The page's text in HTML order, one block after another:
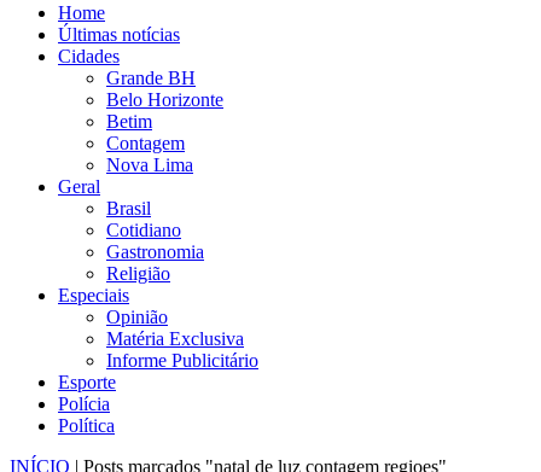
Home
Últimas notícias
Cidades
Grande BH
Belo Horizonte
Betim
Contagem
Nova Lima
Geral
Brasil
Cotidiano
Gastronomia
Religião
Especiais
Opinião
Matéria Exclusiva
Informe Publicitário
Esporte
Polícia
Política
INÍCIO | Posts marcados "natal de luz contagem regioes"